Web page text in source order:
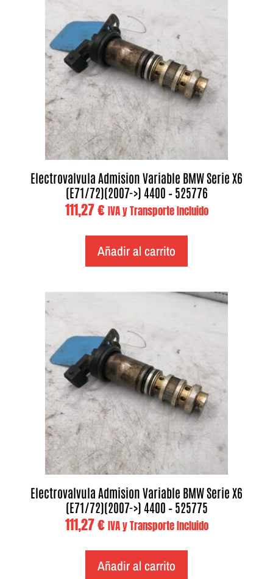
Electrovalvula Admision Variable BMW Serie X6
(E71/72)(2007->) 4400 – 525776
111,27€ IVA y Transporte Incluido
Añadir al carrito
Electrovalvula Admision Variable BMW Serie X6
(E71/72)(2007->) 4400 – 525775
111,27€ IVA y Transporte Incluido
Añadir al carrito